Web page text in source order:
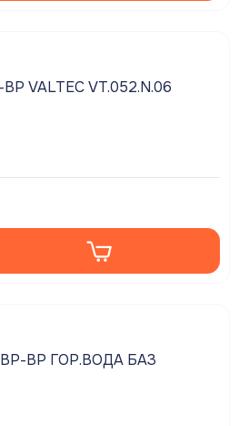
Вентиль лат. 1" ВР-ВР VALTEC VT.052.N.06
Вентиль лат. 11/2" ВР-ВР ГОР.ВОДА БАЗ